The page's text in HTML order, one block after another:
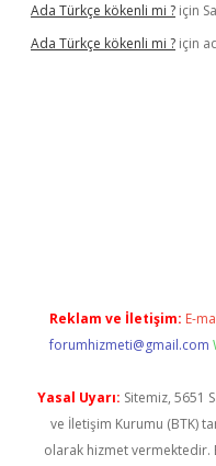
Ada Türkçe kökenli mi ? için
Ada Türkçe kökenli mi ? için
Reklam ve İletişim: E-
forumhizmeti@gmail.com
Yasal Uyarı: Sitemiz, 5651
ve İletişim Kurumu (BTK)
olarak hizmet